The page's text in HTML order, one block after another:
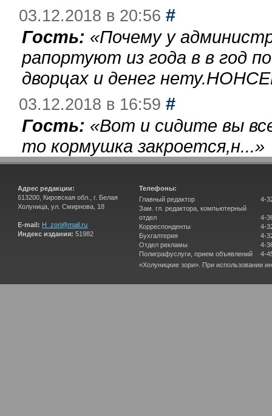
03.12.2018 в 20:56 #
Гость: «Почему у
рапортуют из года в в год
дворцах и денег
03.12.2018 в 16:59 #
Гость: «Вот и сидите вы
то кормушка закроется,н...»
Адрес редакции:
613200, Кировская обл., г. Белая
Холуница, ул. Смирнова, 18
E-mail: H_zori@mail.ru
Индекс издания: 51982
Телефоны:
Главный редактор
Зам. гл. редактора, компьютерный
отдел
Корреспонденты
Бухгалтерия
Отдел рекламы
Полиграфуслуги, прием объявлений
4-
4-
4-
4-
4-
4-
«Холуницкие зори». При использовании